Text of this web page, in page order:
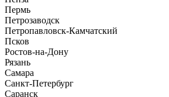
Пермь
Петрозаводск
Петропавловск-Камчатский
Псков
Ростов-на-Дону
Рязань
Самара
Санкт-Петербург
Саранск